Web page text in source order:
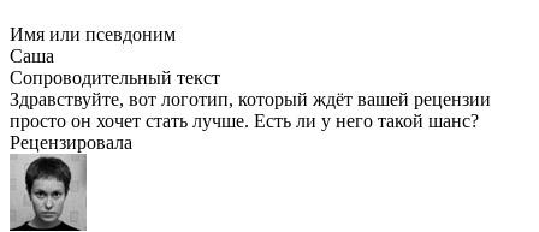
Имя или псевдоним
Саша
Сопроводительный текст
Здравствуйте, вот логотип, который ждёт вашей рецензии
просто он хочет стать лучше. Есть ли у него такой шанс?
Рецензировала